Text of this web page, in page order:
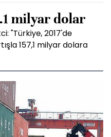
milyar dolar
"Türkiye, 2017'de
157,1 milyar dolara